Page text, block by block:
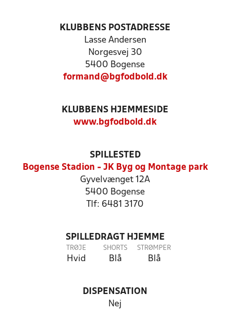
KLUBBENS POSTADRESSE
Lasse Andersen
Norgesvej 30
5400 Bogense
formand@bgfodbold.dk
KLUBBENS HJEMMESIDE
www.bgfodbold.dk
SPILLESTED
Bogense Stadion - JK Byg og Montage park
Gyvelvænget 12A
5400 Bogense
Tlf: 6481 3170
SPILLEDRAGT HJEMME
TRØJE
Hvid
SHORTS
Blå
STRØMPER
Blå
DISPENSATION
Nej